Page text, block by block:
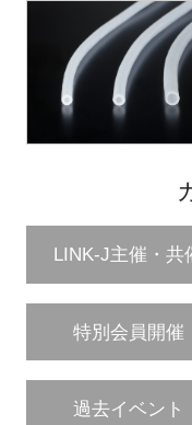
LINK-J主催・共
特別会員開催
過去イベント